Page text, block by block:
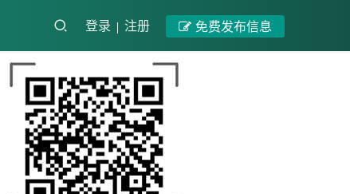
登录 注册 免费发布信息